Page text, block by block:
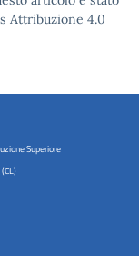
Attribuzione 4.0
Superiore